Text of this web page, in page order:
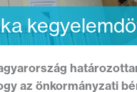
az önkormányzati